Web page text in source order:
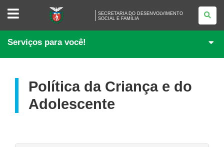
SECRETARIA
DESENVOLVIMENTO<BR
/>
SOCIAL
E
SECRETARIA DO DESENVOLVIMENTO
SOCIAL E FAMÍLIA
Serviços para você!
Política da Criança e do
Adolescente